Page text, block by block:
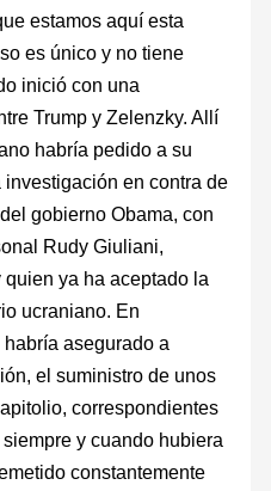
estamos aquí esta
es único y no tiene
inició con una
Trump y Zelenzky. Allí
habría pedido a su
en contra de
gobierno Obama, con
Rudy Giuliani,
ya ha aceptado la
ucraniano. En
asegurado a
el suministro de unos
correspondientes
y cuando hubiera
constantemente